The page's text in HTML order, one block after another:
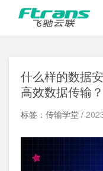
什么样的数据
高效数据传输？
标签：传输学堂 /